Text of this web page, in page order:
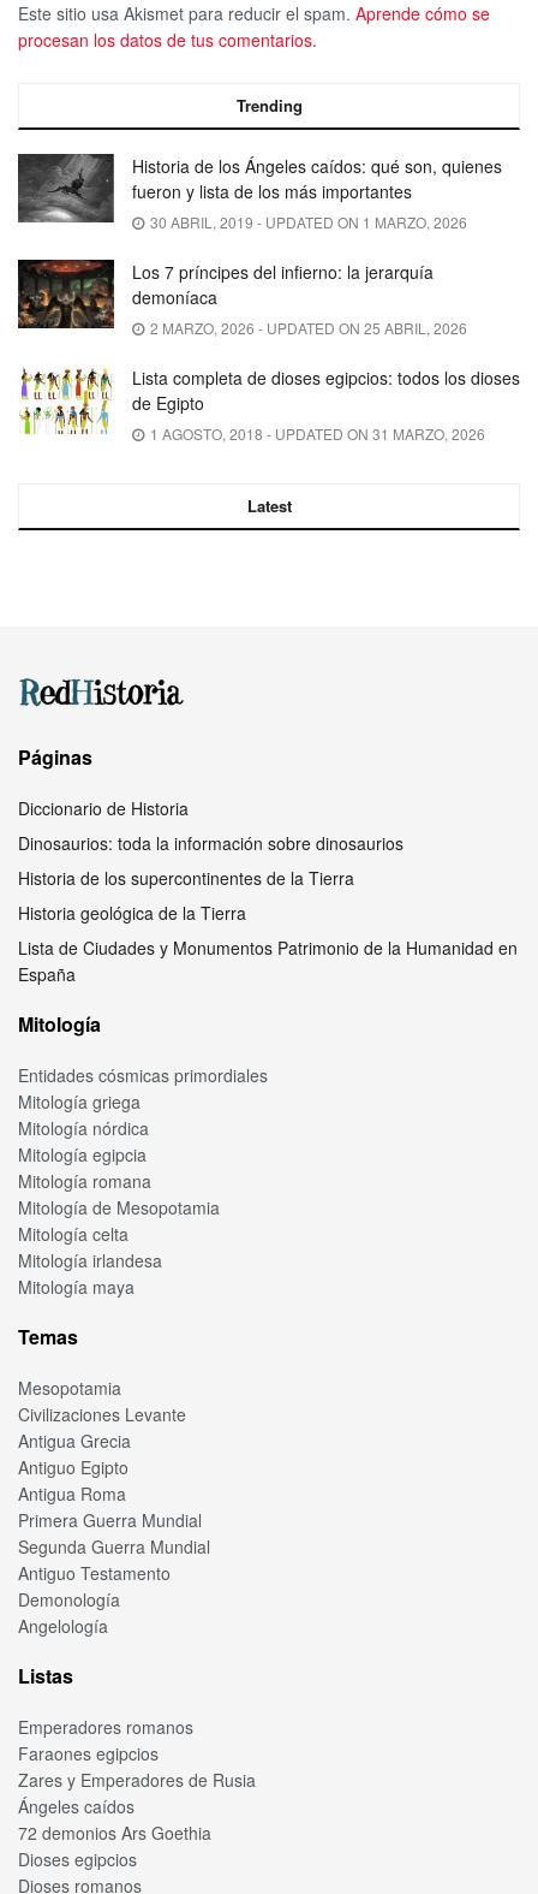
Este sitio usa Akismet para reducir el spam. Aprende cómo se
procesan los datos de tus comentarios.
Trending
Historia de los Ángeles caídos: qué son, quienes
fueron y lista de los más importantes
30 ABRIL, 2019 - UPDATED ON 1 MARZO, 2026
Los 7 príncipes del infierno: la jerarquía
demoníaca
2 MARZO, 2026 - UPDATED ON 25 ABRIL, 2026
Lista completa de dioses egipcios: todos los dioses
de Egipto
1 AGOSTO, 2018 - UPDATED ON 31 MARZO, 2026
Latest
Páginas
Diccionario de Historia
Dinosaurios: toda la información sobre dinosaurios
Historia de los supercontinentes de la Tierra
Historia geológica de la Tierra
Lista de Ciudades y Monumentos Patrimonio de la Humanidad en
España
Mitología
Entidades cósmicas primordiales
Mitología griega
Mitología nórdica
Mitología egipcia
Mitología romana
Mitología de Mesopotamia
Mitología celta
Mitología irlandesa
Mitología maya
Temas
Mesopotamia
Civilizaciones Levante
Antigua Grecia
Antiguo Egipto
Antigua Roma
Primera Guerra Mundial
Segunda Guerra Mundial
Antiguo Testamento
Demonología
Angelología
Listas
Emperadores romanos
Faraones egipcios
Zares y Emperadores de Rusia
Ángeles caídos
72 demonios Ars Goethia
Dioses egipcios
Dioses romanos